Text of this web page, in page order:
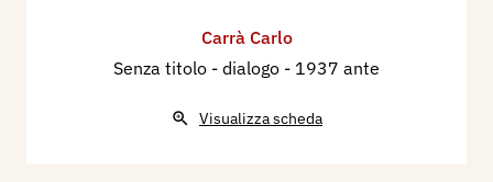
Carrà Carlo
Senza titolo - dialogo - 1937 ante
Visualizza scheda